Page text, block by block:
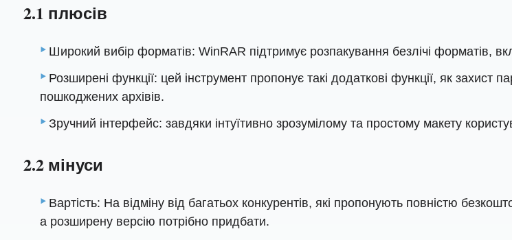
2.1 плюсів
Широкий вибір форматів: WinRAR підтримує розпакування безлічі форматів,
Розширені функції: цей інструмент пропонує такі додаткові функції, як
пошкоджених архівів.
Зручний інтерфейс: завдяки інтуїтивно зрозумілому та простому макету
2.2 мінуси
Вартість: На відміну від багатьох конкурентів, які пропонують повністю
а розширену версію потрібно придбати.